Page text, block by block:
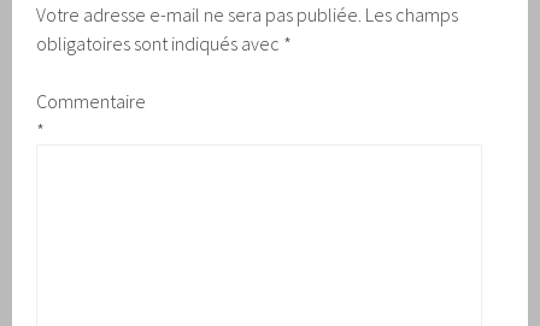
Votre adresse e-mail ne sera pas publiée. Les champs
obligatoires sont indiqués avec *
Commentaire
*